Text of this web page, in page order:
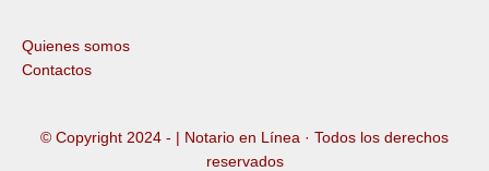
Quienes somos
Contactos
© Copyright 2024 - | Notario en Línea · Todos los derechos
reservados